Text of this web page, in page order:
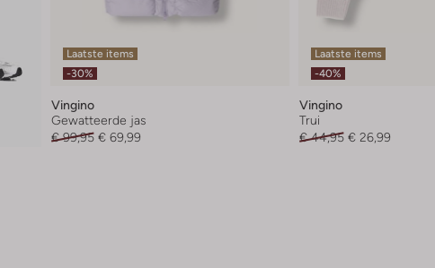
Laatste items
-30%
Vingino
Gewatteerde jas
€ 99,95 € 69,99
Laatste items
-40%
Vingino
Trui
€ 44,95 € 26,99